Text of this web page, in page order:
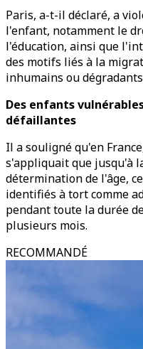
Paris, a-t-il déclaré, a
l'enfant, notamment le
l'éducation, ainsi que
des motifs liés à la
inhumains ou
Des enfants
défaillantes
Il a souligné qu'en
s'appliquait que jusqu'à
détermination de l'âge,
identifiés à tort comme
pendant toute la durée
plusieurs mois.
RECOMMANDÉ